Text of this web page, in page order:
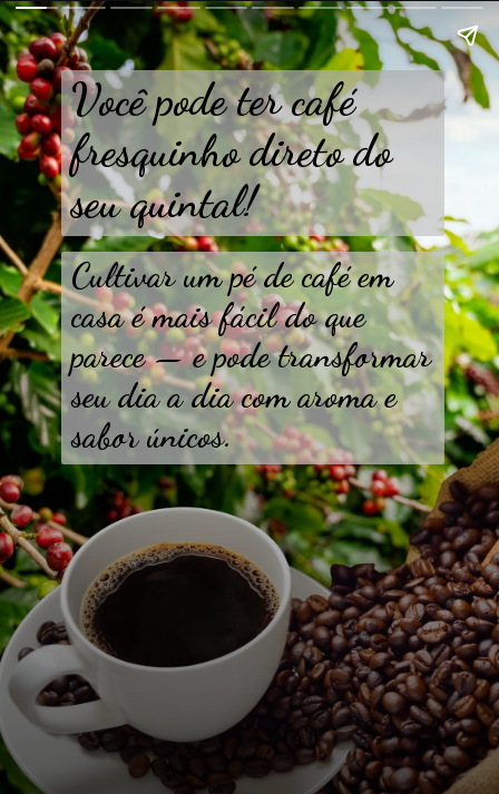
Você pode ter café
fresquinho direto do
seu quintal!
Cultivar um pé de café em
casa é mais fácil do que
parece — e pode transformar
seu dia a dia com aroma e
sabor únicos.